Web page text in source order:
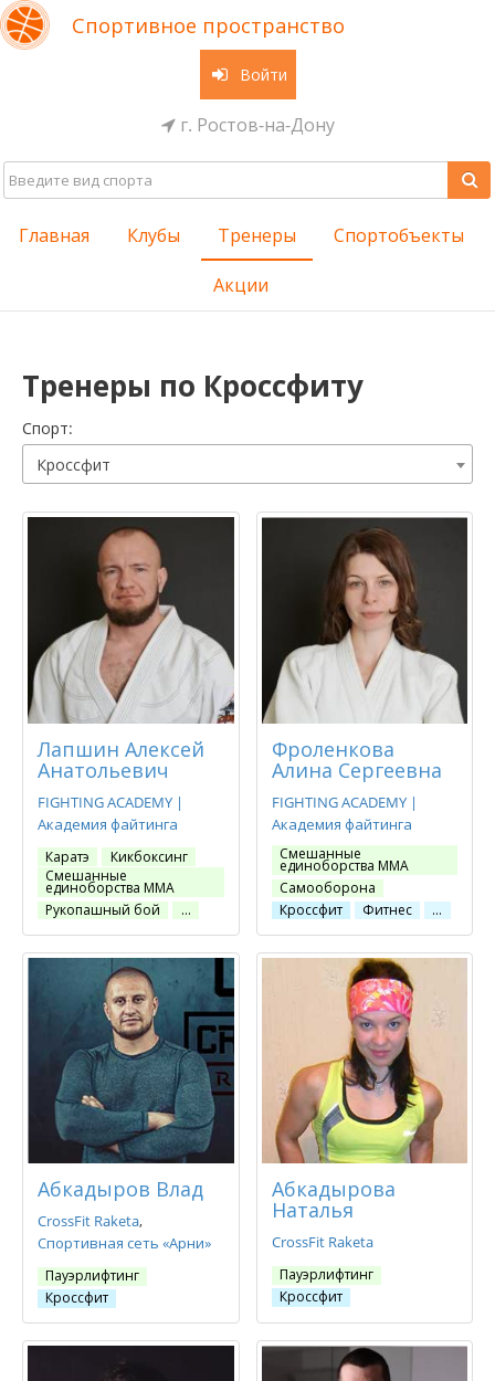
Спортивное пространство
Войти
г. Ростов-на-Дону
Главная Клубы Тренеры Спортобъекты
Акции
Тренеры по Кроссфиту
Cпорт:
Кроссфит
Лапшин Алексей
Анатольевич
FIGHTING ACADEMY |
Академия файтинга
Каратэ
Кикбоксинг
Смешанные
единоборства ММА
Рукопашный бой
…
Фроленкова
Алина Сергеевна
FIGHTING ACADEMY |
Академия файтинга
Смешанные
единоборства ММА
Самооборона
Кроссфит
Фитнес …
Абкадыров Влад
CrossFit Raketa
Спортивная сеть «Арни»
Пауэрлифтинг
Кроссфит
Абкадырова
Наталья
CrossFit Raketa
Пауэрлифтинг
Кроссфит